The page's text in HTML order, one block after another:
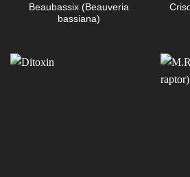
Beaubassix (Beauveria
bassiana)